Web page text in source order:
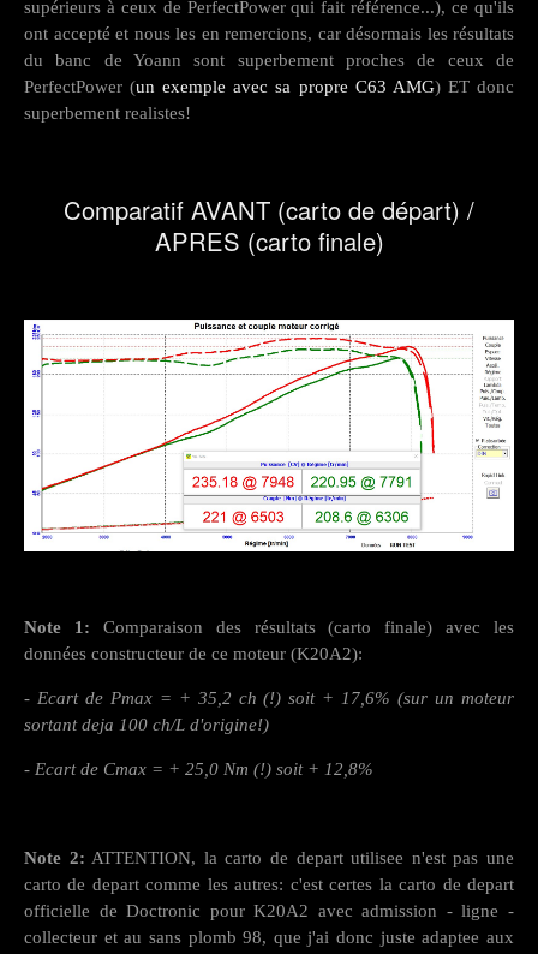
supérieurs à ceux de PerfectPower qui fait référence...), ce qu'ils
ont accepté et nous les en remercions, car désormais les résultats
du banc de Yoann sont superbement proches de ceux de
PerfectPower (un exemple avec sa propre C63 AMG) ET donc
superbement realistes!
Comparatif AVANT (carto de départ) /
APRES (carto finale)
Note 1: Comparaison des résultats (carto finale) avec les
données constructeur de ce moteur (K20A2):
- Ecart de Pmax = + 35,2 ch (!) soit + 17,6% (sur un moteur
sortant deja 100 ch/L d'origine!)
- Ecart de Cmax = + 25,0 Nm (!) soit + 12,8%
Note 2: ATTENTION, la carto de depart utilisee n'est pas une
carto de depart comme les autres: c'est certes la carto de depart
officielle de Doctronic pour K20A2 avec admission - ligne -
collecteur et au sans plomb 98, que j'ai donc juste adaptee aux